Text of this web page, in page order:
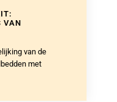
van de
met